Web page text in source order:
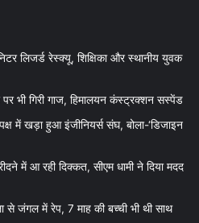
लिजर्ड रेस्क्यू, शिक्षिका और स्थानीय युवक
भी गिरी गाज, हिमालयन कंस्ट्रक्शन सस्पेंड
में खड़ा हुआ इंजीनियर्स संघ, बोला-‘डिजाइन
में आ रही दिक्कत, सीएम धामी ने दिया मदद
से जंगल में रेप, 7 माह की बच्ची भी थी साथ